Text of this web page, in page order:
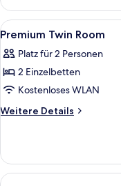
Zweibettzimmer,
barrierearm
Alle
Fotos
für
Premium
Twin
Room
3
Premium Twin Room
Platz für 2 Personen
2 Einzelbetten
Kostenloses WLAN
Weitere Details
Weitere
Twin
Room